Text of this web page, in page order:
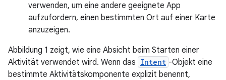
verwenden, um eine andere geeignete App
aufzufordern, einen bestimmten Ort auf einer Karte
anzuzeigen.
Abbildung 1 zeigt, wie eine Absicht beim Starten einer
Aktivität verwendet wird. Wenn das Intent -Objekt eine
bestimmte Aktivitätskomponente explizit benennt,